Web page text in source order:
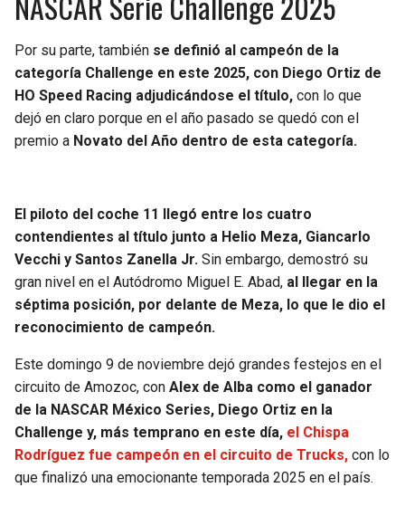
Por su parte, también se definió al campeón de la
categoría Challenge en este 2025, con Diego Ortiz de
HO Speed Racing adjudicándose el título, con lo que
dejó en claro porque en el año pasado se quedó con el
premio a Novato del Año dentro de esta categoría.
El piloto del coche 11 llegó entre los cuatro
contendientes al título junto a Helio Meza, Giancarlo
Vecchi y Santos Zanella Jr. Sin embargo, demostró su
gran nivel en el Autódromo Miguel E. Abad, al llegar en la
séptima posición, por delante de Meza, lo que le dio el
reconocimiento de campeón.
Este domingo 9 de noviembre dejó grandes festejos en el
circuito de Amozoc, con Alex de Alba como el ganador
de la NASCAR México Series, Diego Ortiz en la
Challenge y, más temprano en este día, el Chispa
Rodríguez fue campeón en el circuito de Trucks, con lo
que finalizó una emocionante temporada 2025 en el país.